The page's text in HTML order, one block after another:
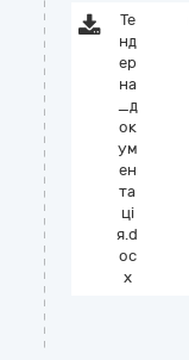
Те
нд
ер
на
_д
ок
ум
ен
та
цi
я.d
oc
x